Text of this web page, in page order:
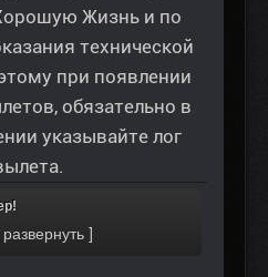
Жизнь и по
технической
при появлении
обязательно в
указывайте лог